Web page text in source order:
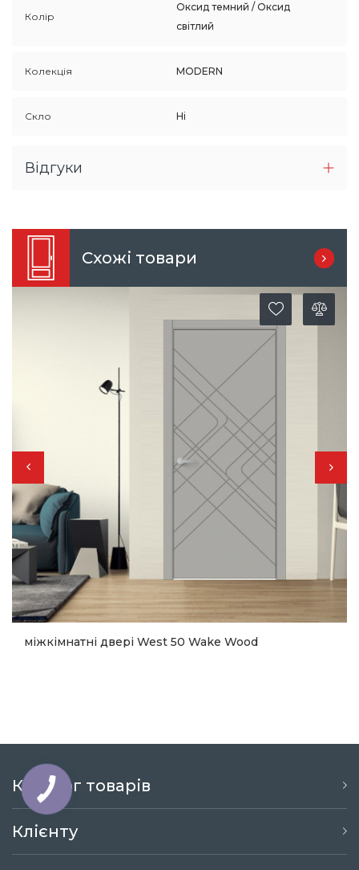
Колір
Оксид темний / Оксид
світлий
Колекція MODERN
Скло Ні
Відгуки
Схожі товари
міжкімнатні двері West 50 Wake Wood
Каталог товарів
Клієнту